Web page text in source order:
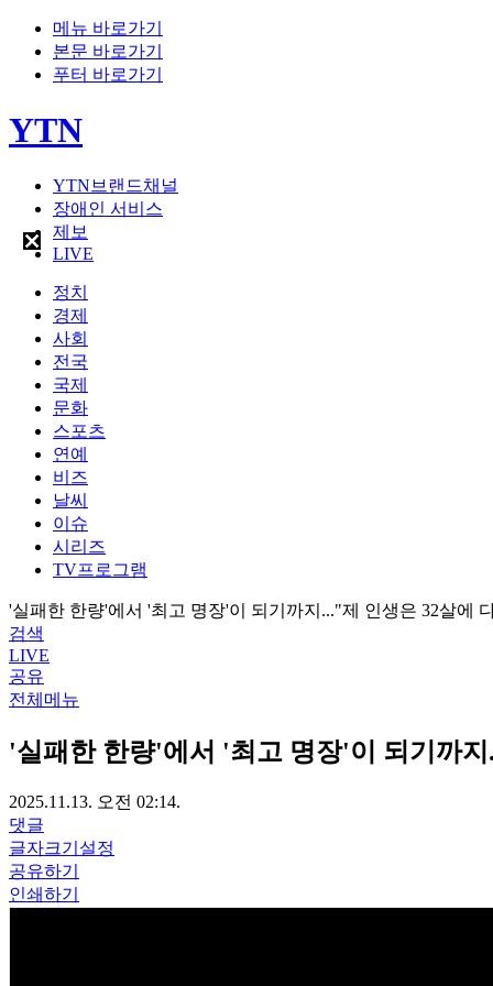
메뉴 바로가기
본문 바로가기
푸터 바로가기
YTN
YTN브랜드채널
장애인 서비스
제보
LIVE
정치
경제
사회
전국
국제
문화
스포츠
연예
비즈
날씨
이슈
시리즈
TV프로그램
'실패한 한량'에서 '최고 명장'이 되기까지..."제 인생은 32살에
검색
LIVE
공유
전체메뉴
'실패한 한량'에서 '최고 명장'이 되기까
2025.11.13. 오전 02:14.
댓글
글자크기설정
공유하기
인쇄하기